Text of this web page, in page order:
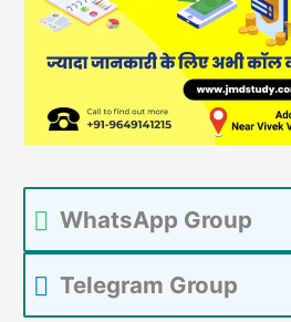
WhatsApp Group
Telegram Group